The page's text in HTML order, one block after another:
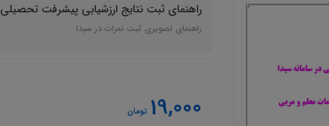
راهنمای ثبت نتایج ارزشیابی پیشرفت
راهنمای تصویری ثبت نمرات در سیدا
19,000 تومان